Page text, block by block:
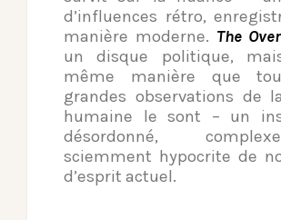
d’influences rétro,
manière moderne. The
un disque politique,
même manière que
grandes observations de
humaine le sont – un
désordonné,
sciemment hypocrite de
d’esprit actuel.